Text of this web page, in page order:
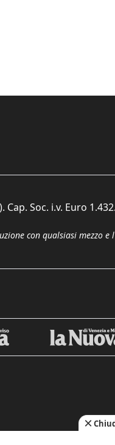
Soc. i.v. Euro
con qualsiasi mezzo